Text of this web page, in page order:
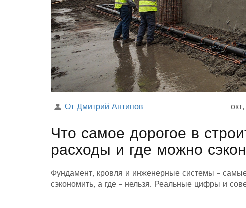
От Дмитрий Антипов
Что самое дорогое в
расходы и где можно
Фундамент, кровля и инженерные системы -
сэкономить, а где - нельзя. Реальные цифры и